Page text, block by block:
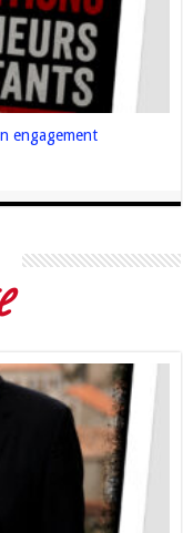
engagement